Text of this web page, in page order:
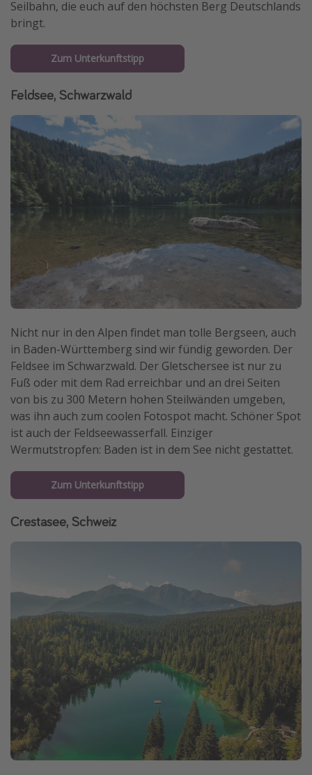
Seilbahn, die euch auf den höchsten Berg Deutschlands
bringt.
Zum Unterkunftstipp
Feldsee, Schwarzwald
Nicht nur in den Alpen findet man tolle Bergseen, auch
in Baden-Württemberg sind wir fündig geworden. Der
Feldsee im Schwarzwald. Der Gletschersee ist nur zu
Fuß oder mit dem Rad erreichbar und an drei Seiten
von bis zu 300 Metern hohen Steilwänden umgeben,
was ihn auch zum coolen Fotospot macht. Schöner Spot
ist auch der Feldseewasserfall. Einziger
Wermutstropfen: Baden ist in dem See nicht gestattet.
Zum Unterkunftstipp
Crestasee, Schweiz